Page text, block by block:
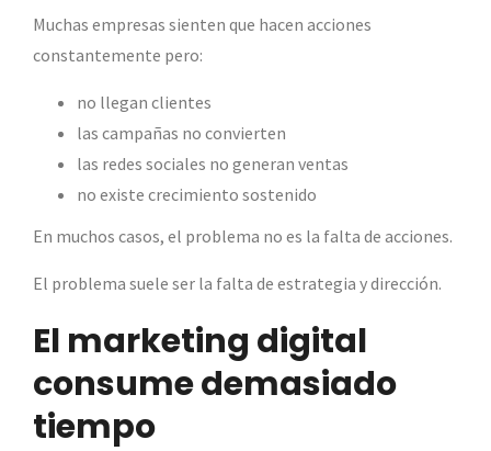
Muchas empresas sienten que hacen acciones
constantemente pero:
no llegan clientes
las campañas no convierten
las redes sociales no generan ventas
no existe crecimiento sostenido
En muchos casos, el problema no es la falta de acciones.
El problema suele ser la falta de estrategia y dirección.
El marketing digital
consume demasiado
tiempo